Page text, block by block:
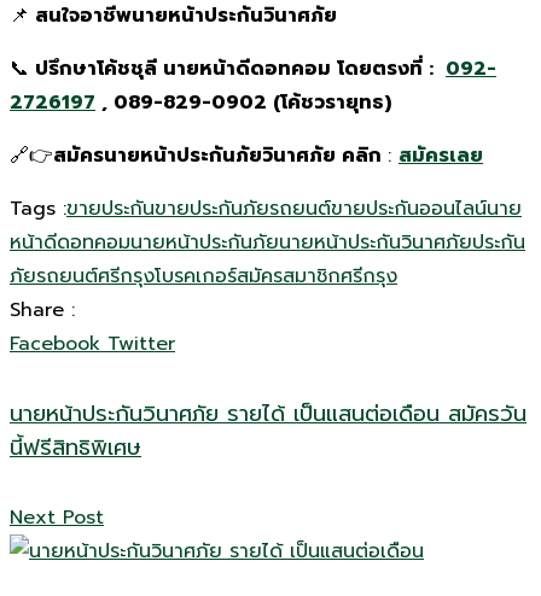
📌 สนใจอาชีพนายหน้าประกันวินาศภัย
📞 ปรึกษาโค้ชชุลี นายหน้าดีดอทคอม โดยตรงที่ : 092-
2726197 , 089-829-0902 (โค้ชวรายุทธ)
🔗👉สมัครนายหน้าประกันภัยวินาศภัย คลิก : สมัครเลย
Tags :ขายประกันขายประกันภัยรถยนต์ขายประกันออนไลน์นาย
หน้าดีดอทคอมนายหน้าประกันภัยนายหน้าประกันวินาศภัยประกัน
ภัยรถยนต์ศรีกรุงโบรคเกอร์สมัครสมาชิกศรีกรุง
Share :
Facebook TwitterGoogle+
LinkedIn
Share
Email
นายหน้าประกันวินาศภัย รายได้ เป็นแสนต่อเดือน สมัครวัน
นี้ฟรีสิทธิพิเศษ
Next Post